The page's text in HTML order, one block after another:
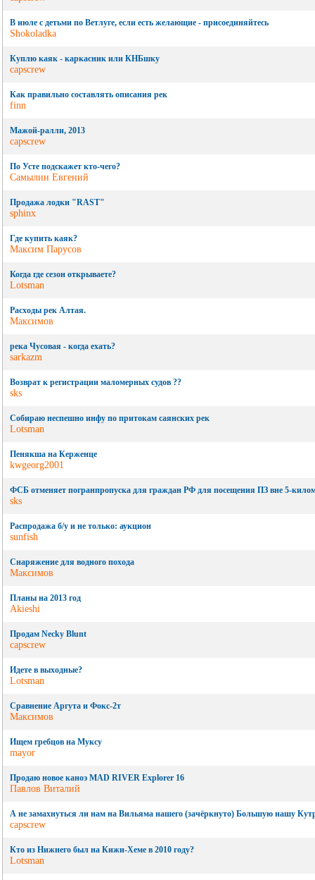
В июле с детьми по Ветлуге, если есть желающие - присоединяйтесь
Shokoladka
Куплю каяк - каркасник или КНБшку
capscrew
Как правильно составлять описания рек
finn
Мажой-ралли, 2013
capscrew
По Усте подскажет кто-чего?
Самылин Евгений
Продажа лодки "RAST"
sphinx
Где купить каяк?
Максим Парусов
Когда где сезон открываете?
Lotsman
Расходы рек Алтая.
Максимов
река Чусовая - когда ехать?
sarkazm
Возврат к регистрации маломерных судов ??
sks
Собираю неспешно инфу по притокам саянских рек
Lotsman
Пенякша на Керженце
kwgeorg2001
ФСБ отменяет погранпропуска для граждан РФ для посещения ПЗ вне 5-
sks
Распродажа б/у и не только: аукцион
sunfish
Снаряжение для водного похода
Максимов
Планы на 2013 год
Akieshi
Продам Necky Blunt
capscrew
Идете в выходные?
Lotsman
Сравнение Аргута и Фокс-2т
Максимов
Ищем гребцов на Муксу
mayor
Продаю новое каноэ MAD RIVER Explorer 16
Павлов Виталий
А не замахнуться ли нам на Вильяма нашего (зачёркнуто) Большую нашу
capscrew
Кто из Нижнего был на Кижи-Хеме в 2010 году?
Lotsman